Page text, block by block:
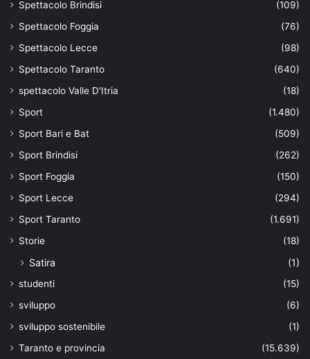
Spettacolo Brindisi
(109)
Spettacolo Foggia
(76)
Spettacolo Lecce
(98)
Spettacolo Taranto
(640)
spettacolo Valle D'Itria
(18)
Sport
(1.480)
Sport Bari e Bat
(509)
Sport Brindisi
(262)
Sport Foggia
(150)
Sport Lecce
(294)
Sport Taranto
(1.691)
Storie
(18)
Satira (1)
studenti
(15)
sviluppo
(6)
sviluppo sostenibile
(1)
Taranto e provincia
(15.639)